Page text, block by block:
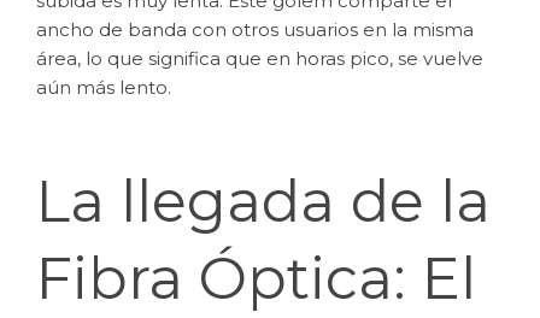
ancho de banda con otros usuarios en la misma
área, lo que significa que en horas pico, se vuelve
aún más lento.
La llegada de la
Fibra Óptica: El